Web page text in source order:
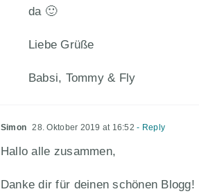
da 🙂
Liebe Grüße
Babsi, Tommy & Fly
Simon 28. Oktober 2019 at 16:52 - Reply
Hallo alle zusammen,
Danke dir für deinen schönen Blogg!